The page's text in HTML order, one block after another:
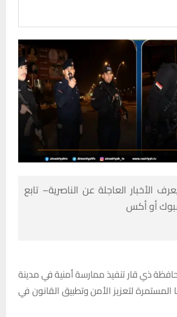
الأخبار العاجلة عن الناصرية– تابع
أو أكس
ذي قار تنفيذ ممارسة أمنية في مدينة
المستمرة لتعزيز الأمن وتطبيق القانون في